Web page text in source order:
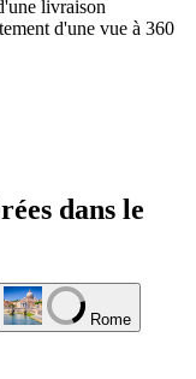
livraison
d'une vue à 360
dans le
Rome